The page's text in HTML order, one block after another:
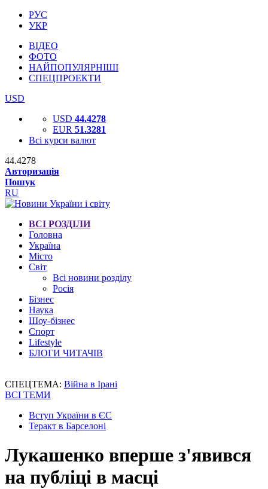
РУС
УКР
ВІДЕО
ФОТО
НАЙПОПУЛЯРНІШІ
СПЕЦПРОЕКТИ
USD
USD 44.4278
EUR 51.3281
Всі курси валют
44.4278
Авторизація
Пошук
RU
ВСІ РОЗДІЛИ
Головна
Україна
Місто
Світ
Всі новини розділу
Росія
Бізнес
Наука
Шоу-бізнес
Спорт
Lifestyle
БЛОГИ ЧИТАЧІВ
СПЕЦТЕМА: Війна в Ірані
ВСІ ТЕМИ
Вступ України в ЄС
Теракт в Барселоні
Лукашенко вперше з'явився
на публіці в масці